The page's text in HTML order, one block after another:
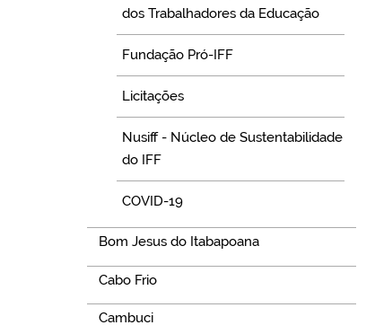
dos Trabalhadores da Educação
Fundação Pró-IFF
Licitações
Nusiff - Núcleo de Sustentabilidade
do IFF
COVID-19
Bom Jesus do Itabapoana
Cabo Frio
Cambuci